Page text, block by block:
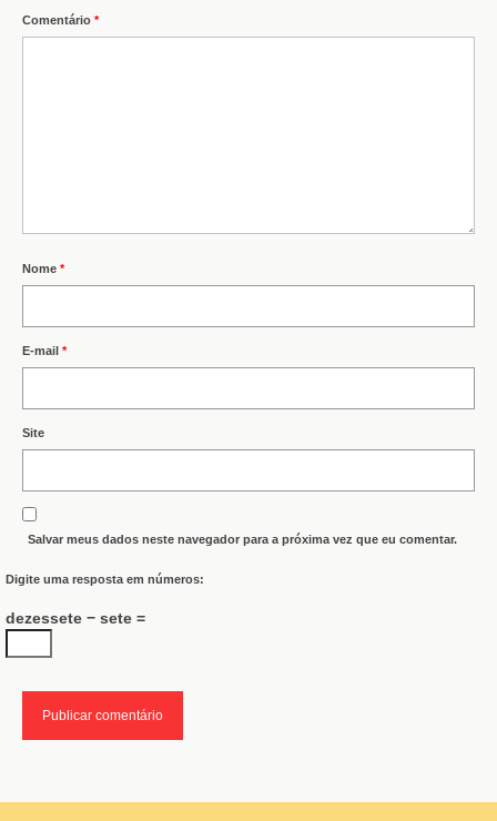
Comentário *
Nome *
E-mail *
Site
Salvar meus dados neste navegador para a próxima vez que eu comentar.
Digite uma resposta em números:
dezessete − sete =